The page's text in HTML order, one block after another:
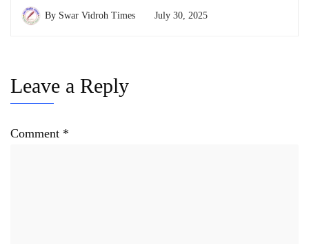
By Swar Vidroh Times July 30, 2025
Leave a Reply
Comment *